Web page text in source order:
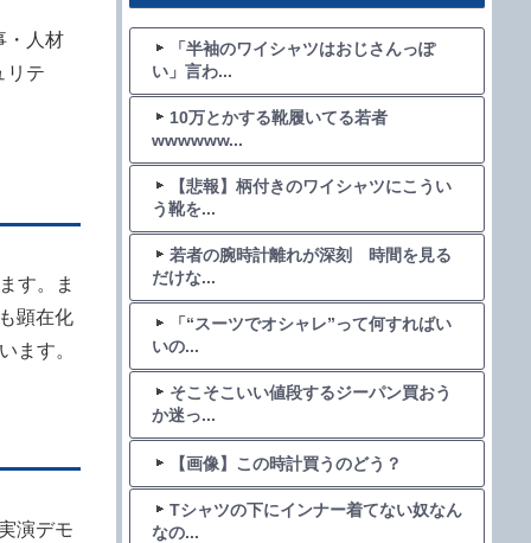
・人材
リテ
す。ま
顕在化
ます。
演デモ
「半袖のワイシャツはおじさんっぽ
い」言わ...
10万とかする靴履いてる若者
wwwwww...
【悲報】柄付きのワイシャツにこうい
う靴を...
若者の腕時計離れが深刻 時間を見る
だけな...
「“スーツでオシャレ”って何すればい
いの...
そこそこいい値段するジーパン買おう
か迷っ...
【画像】この時計買うのどう？
Tシャツの下にインナー着てない奴なん
なの...